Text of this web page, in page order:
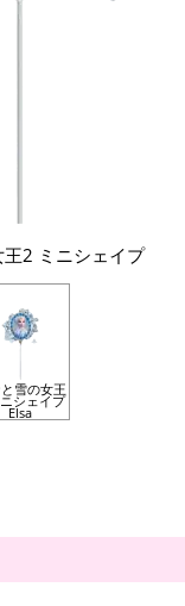
2 ミニシェイプ
雪の女王
シェイプ
Elsa